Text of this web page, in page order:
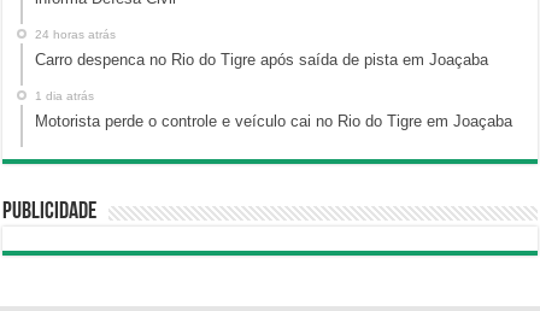
24 horas atrás
Carro despenca no Rio do Tigre após saída de pista em Joaçaba
1 dia atrás
Motorista perde o controle e veículo cai no Rio do Tigre em Joaçaba
Publicidade